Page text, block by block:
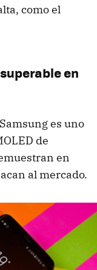
como el
en
es uno
de
en
al mercado.